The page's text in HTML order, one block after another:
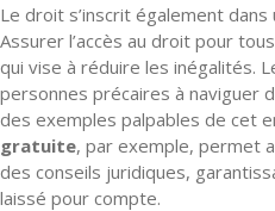
Le droit s’inscrit également dans
Assurer l’accès au droit pour
qui vise à réduire les inégalités.
personnes précaires à naviguer
des exemples palpables de cet
gratuite, par exemple, permet
des conseils juridiques,
laissé pour compte.